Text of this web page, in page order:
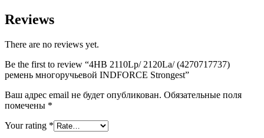
Reviews
There are no reviews yet.
Be the first to review “4HB 2110Lp/ 2120La/ (4270717737)
ремень многоручьевой INDFORCE Strongest”
Ваш адрес email не будет опубликован. Обязательные поля
помечены *
Your rating *